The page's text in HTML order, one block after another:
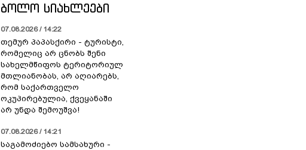
ᲑᲝᲚᲝ ᲡᲘᲐᲮᲚᲔᲔᲑᲘ
07.08.2026 / 14:22
თემურ პაპასქირი - ტურისტი,
რომელიც არ ცნობს შენი
სახელმწიფოს ტერიტორიულ
მთლიანობას, არ აღიარებს,
რომ საქართველო
ოკუპირებულია, ქვეყანაში
არ უნდა შემოუშვა!
07.08.2026 / 14:21
საგამოძიებო სამსახური -